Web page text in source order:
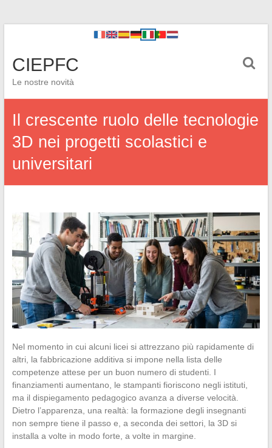
CIEPFC
Le nostre novità
Il crescente ruolo delle tecnologie
3D nei progetti scolastici e
universitari
Nel momento in cui alcuni licei si attrezzano più rapidamente di
altri, la fabbricazione additiva si impone nella lista delle
competenze attese per un buon numero di studenti. I
finanziamenti aumentano, le stampanti fioriscono negli istituti,
ma il dispiegamento pedagogico avanza a diverse velocità.
Dietro l’apparenza, una realtà: la formazione degli insegnanti
non sempre tiene il passo e, a seconda dei settori, la 3D si
installa a volte in modo forte, a volte in margine.